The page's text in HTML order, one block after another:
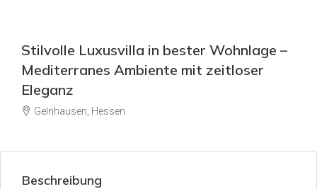
Stilvolle Luxusvilla in bester Wohnlage –
Mediterranes Ambiente mit zeitloser
Eleganz
Gelnhausen, Hessen
Beschreibung